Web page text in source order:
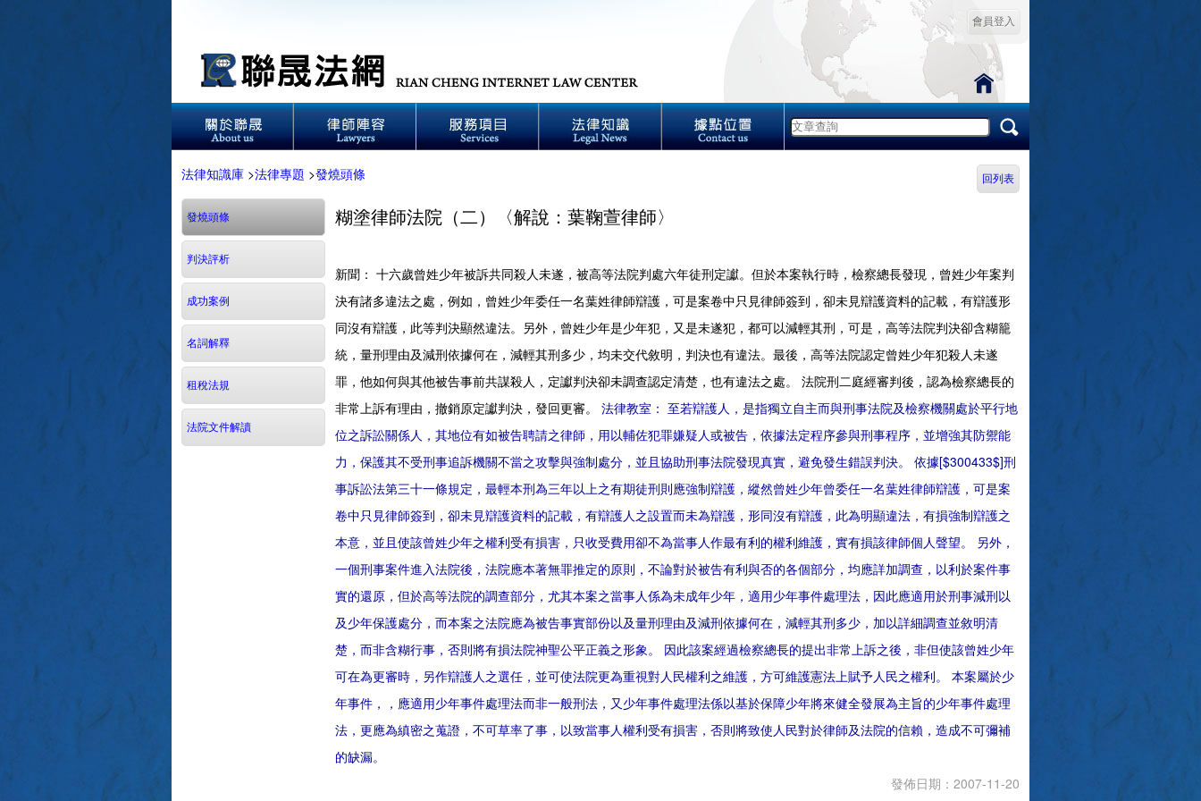
會員登入
法律知識庫 >法律專題 >發燒頭條 回列表
發燒頭條
判決評析
成功案例
名詞解釋
租稅法規
法院文件解讀
糊塗律師法院（二）〈解說：葉鞠萱律師〉
新聞： 十六歲曾姓少年被訴共同殺人未遂，被高等法院判處六年徒刑定讞。但於本案執行時，檢察總長發現，曾姓少年案判
決有諸多違法之處，例如，曾姓少年委任一名葉姓律師辯護，可是案卷中只見律師簽到，卻未見辯護資料的記載，有辯護形
同沒有辯護，此等判決顯然違法。另外，曾姓少年是少年犯，又是未遂犯，都可以減輕其刑，可是，高等法院判決卻含糊籠
統，量刑理由及減刑依據何在，減輕其刑多少，均未交代敘明，判決也有違法。最後，高等法院認定曾姓少年犯殺人未遂
罪，他如何與其他被告事前共謀殺人，定讞判決卻未調查認定清楚，也有違法之處。 法院刑二庭經審判後，認為檢察總長的
非常上訴有理由，撤銷原定讞判決，發回更審。 法律教室： 至若辯護人，是指獨立自主而與刑事法院及檢察機關處於平行地
位之訴訟關係人，其地位有如被告聘請之律師，用以輔佐犯罪嫌疑人或被告，依據法定程序參與刑事程序，並增強其防禦能
力，保護其不受刑事追訴機關不當之攻擊與強制處分，並且協助刑事法院發現真實，避免發生錯誤判決。 依據[$300433$]刑
事訴訟法第三十一條規定，最輕本刑為三年以上之有期徒刑則應強制辯護，縱然曾姓少年曾委任一名葉姓律師辯護，可是案
卷中只見律師簽到，卻未見辯護資料的記載，有辯護人之設置而未為辯護，形同沒有辯護，此為明顯違法，有損強制辯護之
本意，並且使該曾姓少年之權利受有損害，只收受費用卻不為當事人作最有利的權利維護，實有損該律師個人聲望。 另外，
一個刑事案件進入法院後，法院應本著無罪推定的原則，不論對於被告有利與否的各個部分，均應詳加調查，以利於案件事
實的還原，但於高等法院的調查部分，尤其本案之當事人係為未成年少年，適用少年事件處理法，因此應適用於刑事減刑以
及少年保護處分，而本案之法院應為被告事實部份以及量刑理由及減刑依據何在，減輕其刑多少，加以詳細調查並敘明清
楚，而非含糊行事，否則將有損法院神聖公平正義之形象。 因此該案經過檢察總長的提出非常上訴之後，非但使該曾姓少年
可在為更審時，另作辯護人之選任，並可使法院更為重視對人民權利之維護，方可維護憲法上賦予人民之權利。 本案屬於少
年事件，，應適用少年事件處理法而非一般刑法，又少年事件處理法係以基於保障少年將來健全發展為主旨的少年事件處理
法，更應為縝密之蒐證，不可草率了事，以致當事人權利受有損害，否則將致使人民對於律師及法院的信賴，造成不可彌補
的缺漏。
發佈日期：2007-11-20